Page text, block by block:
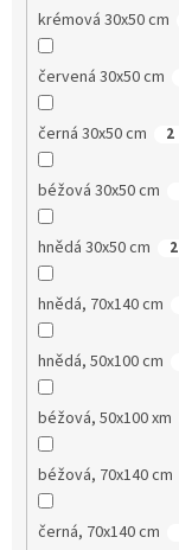
krémová 30x50 cm
červená 30x50 cm
černá 30x50 cm 2
béžová 30x50 cm
hnědá 30x50 cm 2
hnědá, 70x140 cm
hnědá, 50x100 cm
béžová, 50x100 xm
béžová, 70x140 cm
černá, 70x140 cm